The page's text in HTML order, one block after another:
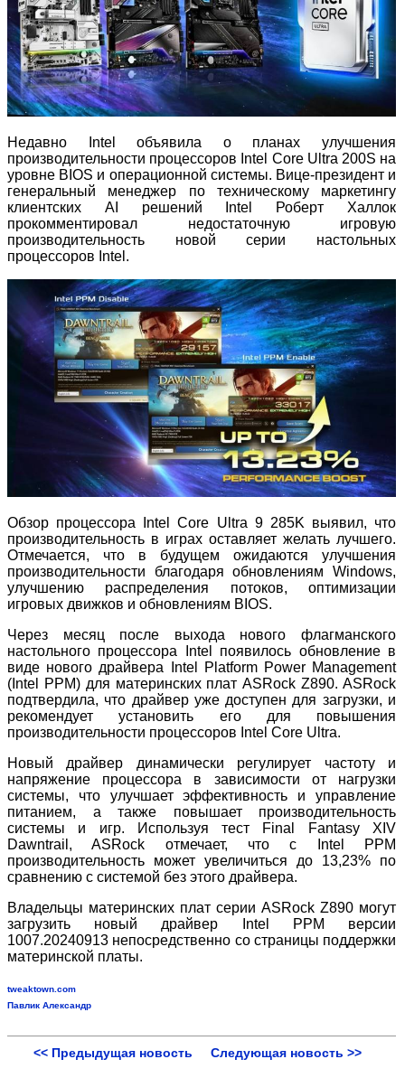
Недавно Intel объявила о планах улучшения
производительности процессоров Intel Core Ultra 200S на
уровне BIOS и операционной системы. Вице-президент и
генеральный менеджер по техническому маркетингу
клиентских AI решений Intel Роберт Халлок
прокомментировал недостаточную игровую
производительность новой серии настольных
процессоров Intel.
Обзор процессора Intel Core Ultra 9 285K выявил, что
производительность в играх оставляет желать лучшего.
Отмечается, что в будущем ожидаются улучшения
производительности благодаря обновлениям Windows,
улучшению распределения потоков, оптимизации
игровых движков и обновлениям BIOS.
Через месяц после выхода нового флагманского
настольного процессора Intel появилось обновление в
виде нового драйвера Intel Platform Power Management
(Intel PPM) для материнских плат ASRock Z890. ASRock
подтвердила, что драйвер уже доступен для загрузки, и
рекомендует установить его для повышения
производительности процессоров Intel Core Ultra.
Новый драйвер динамически регулирует частоту и
напряжение процессора в зависимости от нагрузки
системы, что улучшает эффективность и управление
питанием, а также повышает производительность
системы и игр. Используя тест Final Fantasy XIV
Dawntrail, ASRock отмечает, что с Intel PPM
производительность может увеличиться до 13,23% по
сравнению с системой без этого драйвера.
Владельцы материнских плат серии ASRock Z890 могут
загрузить новый драйвер Intel PPM версии
1007.20240913 непосредственно со страницы поддержки
материнской платы.
tweaktown.com
Павлик Александр
<< Предыдущая новость Следующая новость >>